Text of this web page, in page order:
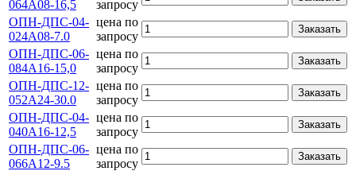
064А08-16,5
запросу
ОПН-ДПС-04-
024А08-7.0
цена по
запросу
Заказать
ОПН-ДПС-06-
084А16-15,0
цена по
запросу
Заказать
ОПН-ДПС-12-
052А24-30.0
цена по
запросу
Заказать
ОПН-ДПС-04-
040А16-12,5
цена по
запросу
Заказать
ОПН-ДПС-06-
066А12-9.5
цена по
запросу
Заказать